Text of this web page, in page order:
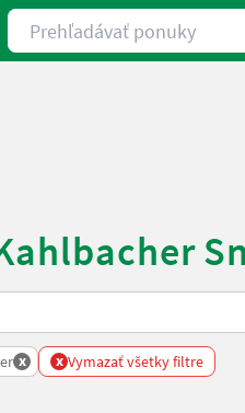
Prehľadávať ponuky
x x Vymazať všetky filtre